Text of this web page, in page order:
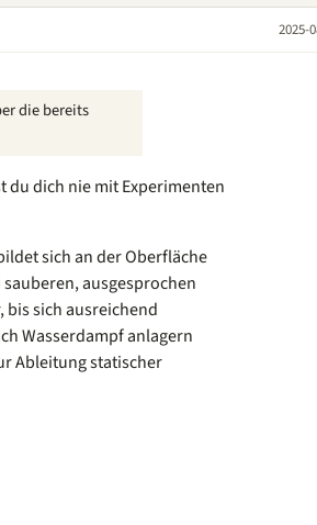
2025-
die bereits
du dich nie mit Experimenten
sich an der Oberfläche
ausgesprochen
bis sich ausreichend
Wasserdampf anlagern
Ableitung statischer